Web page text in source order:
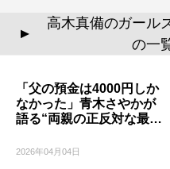
▲
高木真備のガール
の一
「父の預金は4000円しか
なかった」青木さやかが
語る“両親の正反対な最…
2026年04月04日